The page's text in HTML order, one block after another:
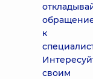
к
своим